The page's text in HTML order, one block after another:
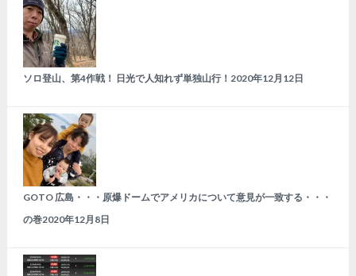
ソロ登山、第4作戦！ 日光で人知れず単独山行！ 2020年12月12日
GOTO 広島・・・原爆ドームでアメリカについて意見が一致する・・・
の巻2020年12月8日